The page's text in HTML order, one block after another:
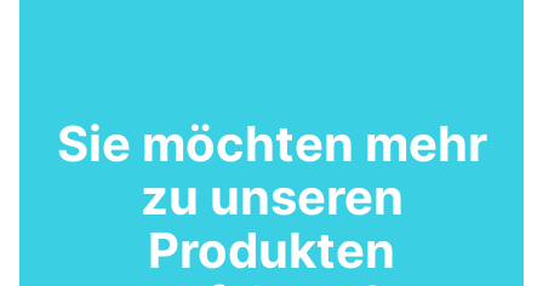
Sie möchten mehr
zu unseren
Produkten